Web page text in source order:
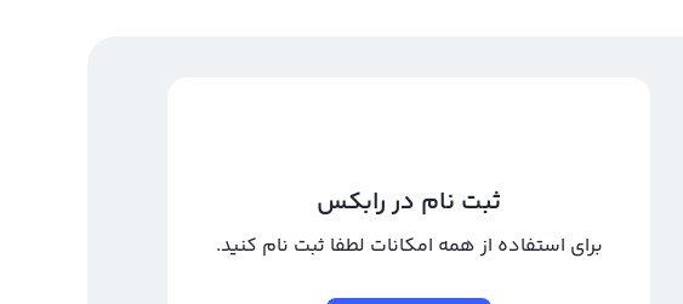
ثبت نام در رابکس
برای استفاده از همه امکانات لطفا ثبت نام کنید.